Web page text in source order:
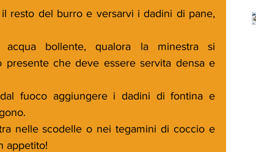
resto del burro e versarvi i dadini di pane,
bollente, qualora la minestra si
presente che deve essere servita densa e
fuoco aggiungere i dadini di fontina e
nelle scodelle o nei tegamini di coccio e
appetito!